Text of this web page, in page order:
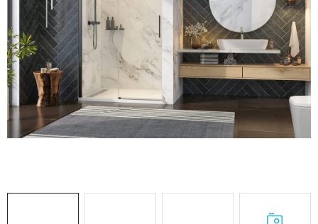
PRÍSLUŠENSTVO K SPRCHOVÝM KÚTOM A
NÁHRADNÉ DIELY
Doprava a Platby
Obchodné podmienky
Reklamačný poriadok
Blog
Ochrana osobných údajov GDPR
Kontakty
Predajňa Nitra
Formulár na vrátenie tovaru